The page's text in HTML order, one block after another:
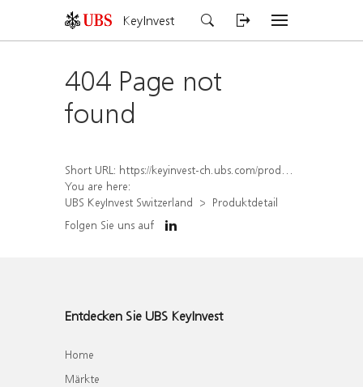
KeyInvest
404 Page not
found
Short URL: https://keyinvest-ch.ubs.com/produkt/detail/index/isin/CH1579765830
You are here:
UBS KeyInvest Switzerland
Produktdetail
Folgen Sie uns auf
Entdecken Sie UBS KeyInvest
Home
Märkte